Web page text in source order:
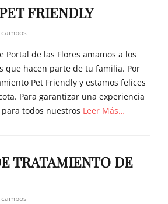
FRIENDLY
Portal de las Flores amamos a los
que hacen parte de tu familia. Por
Pet Friendly y estamos felices
Para garantizar una experiencia
todos nuestros Leer Más…
TRATAMIENTO DE